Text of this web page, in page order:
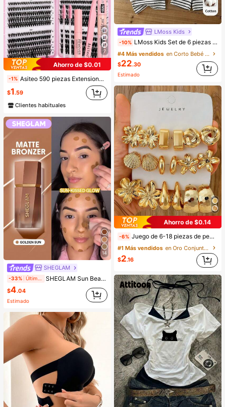
7
Ahorro de $0.01
-1% Asiteo 590 piezas Extensiones de pestañas de mink falso estilo D-Curl, Set de pestañas individuales DIY de alta capacidad 30D+40D+50D+60D+80D+100D, incluye herramientas de maquillaje, pegamento, removedor, rizador de pestañas y cepillo, apto para uso doméstico
$1.59
Clientes habituales
14
SHEGLAM
-33% SHEGLAM Sun Beam Bronceador LíQuido Mate-Golden Sun Marca De Belleza CosméTica Maquillaje Para Mujeres Y NiñAs
$4.04
Estimado
LMoss Kids
-10% LMoss Kids Set de 6 piezas de camiseta de cuello redondo casual y pantalones cortos de cintura elástica para niño bebé
#4 Más vendidos
en Corto Bebé Niños Camiseta Co-ords
$22.30
Estimado
Ahorro de $0.14
-6% Juego de 6-18 piezas de pendientes dorados para mujer, moda para fiestas, viajes y vacaciones, regalo de compromiso, adecuado para diversas ocasiones, (hecho de material compuesto CCB de baja alergia y no desvanecimiento), regalo para ella
#1 Más vendidos
en Oro Conjuntos de Aretes para Mujeres
$2.16